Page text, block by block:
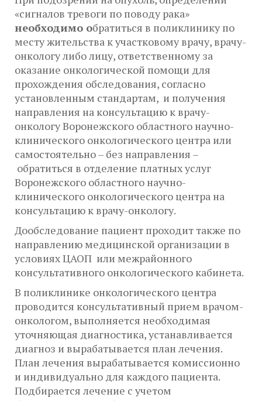
заподозрил что-то)?
«сигналов тревоги по поводу рака»
необходимо обратиться в поликлинику по
месту жительства к участковому врачу, врачу-
онкологу либо лицу, ответственному за
оказание онкологической помощи для
прохождения обследования, согласно
установленным стандартам, и получения
направления на консультацию к врачу-
онкологу Воронежского областного научно-
клинического онкологического центра или
самостоятельно – без направления –
обратиться в отделение платных услуг
Воронежского областного научно-
клинического онкологического центра на
консультацию к врачу-онкологу.
Дообследование пациент проходит также по
направлению медицинской организации в
условиях ЦАОП или межрайонного
консультативного онкологического кабинета.
В поликлинике онкологического центра
проводится консультативный прием врачом-
онкологом, выполняется необходимая
уточняющая диагностика, устанавливается
диагноз и вырабатывается план лечения.
План лечения вырабатывается комиссионно
и индивидуально для каждого пациента.
Подбирается лечение с учетом